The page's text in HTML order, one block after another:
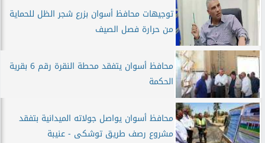
توجيهات محافظ أسوان بزرع شجر الظل للحماية
من حرارة فصل الصيف
محافظ أسوان يتفقد محطة النقرة رقم 6 بقرية
الحكمة
محافظ أسوان يواصل جولاته الميدانية بتفقد
مشروع رصف طريق توشكى - عنيبة